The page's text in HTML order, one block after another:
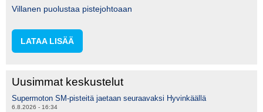
Villanen puolustaa pistejohtoaan
LATAA LISÄÄ
Uusimmat keskustelut
Supermoton SM-pisteitä jaetaan seuraavaksi Hyvinkäällä
6.8.2026 - 16:34